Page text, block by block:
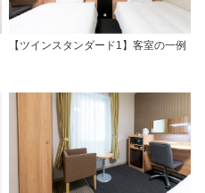
【ツインスタンダード1】客室の一例